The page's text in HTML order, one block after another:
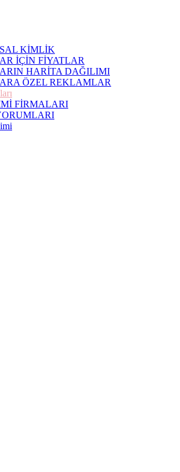
KİMLİK
İÇİN FİYATLAR
HARİTA DAĞILIMI
ÖZEL REKLAMLAR
FİRMALARI